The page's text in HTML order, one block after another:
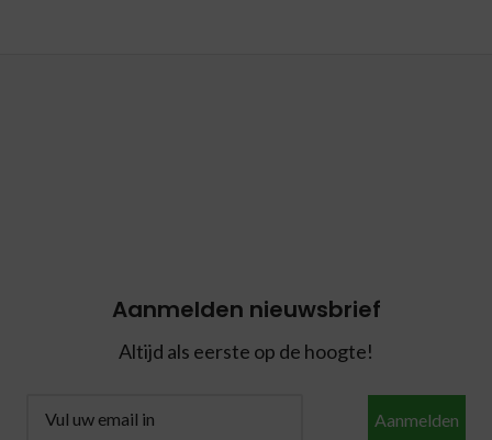
Aanmelden nieuwsbrief
Altijd als eerste op de hoogte!
Aanmelden